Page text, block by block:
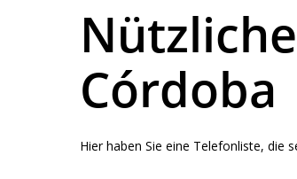
Córdoba
Hier haben Sie eine Telefonliste, die